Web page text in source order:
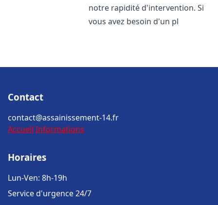
notre rapidité d'intervention. Si
vous avez besoin d'un pl
Contact
contact@assainissement-14.fr
Accueil Informations
Horaires
Lun-Ven: 8h-19h
Service d'urgence 24/7